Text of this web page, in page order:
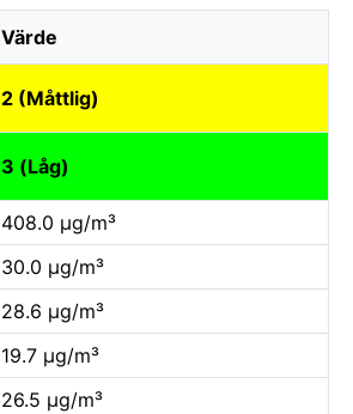
Värde
2 (Måttlig)
3 (Låg)
408.0 µg/m³
30.0 µg/m³
28.6 µg/m³
19.7 µg/m³
26.5 µg/m³